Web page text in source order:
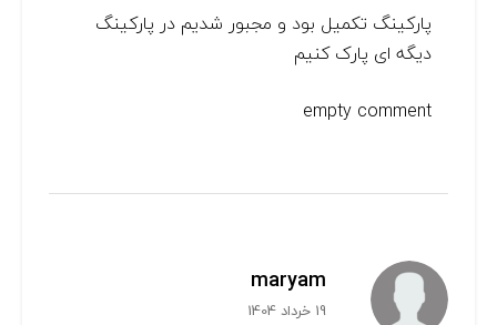
پارکینگ تکمیل بود و مجبور شدیم در پارکینگ
دیگه ای پارک کنیم
empty comment
maryam
19 خرداد 1404